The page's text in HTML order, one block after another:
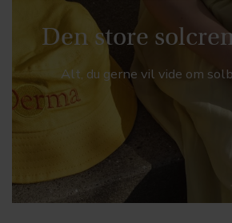
Den store
Alt, du gerne vil vide om